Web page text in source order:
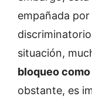
empañada
situación,
bloqueo
obstante, es